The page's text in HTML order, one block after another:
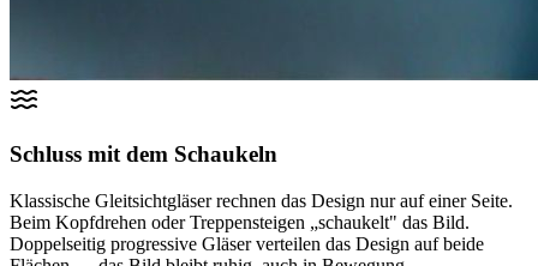
Schluss mit dem Schaukeln
Klassische Gleitsichtgläser rechnen das Design nur auf einer Seite.
Beim Kopfdrehen oder Treppensteigen „schaukelt" das Bild.
Doppelseitig progressive Gläser verteilen das Design auf beide